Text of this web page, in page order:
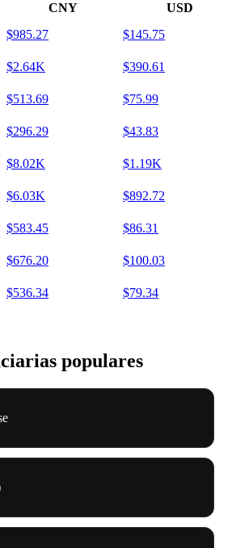
CNY USD
$985.27 $145.75
$2.64K $390.61
$513.69 $75.99
$296.29 $43.83
$8.02K $1.19K
$6.03K $892.72
$583.45 $86.31
$676.20 $100.03
$536.34 $79.34
populares